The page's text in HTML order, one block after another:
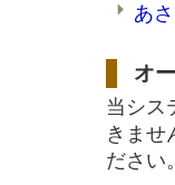
あ
オ
当シス
きませ
ださい。